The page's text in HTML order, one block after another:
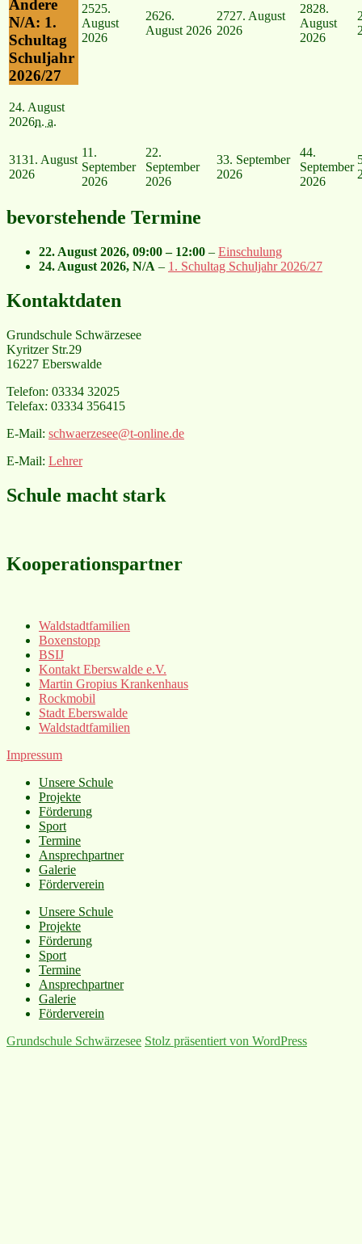
N/A: 1.
Schultag
Schuljahr
2026/27
24. August
2026n. a.
2525.
August
2026
2626.
August 2026
2727. August
2026
2828.
August
2026
3131. August
2026
11.
September
2026
22.
September
2026
33. September
2026
44.
September
2026
bevorstehende Termine
22. August 2026, 09:00 – 12:00 – Einschulung
24. August 2026, N/A – 1. Schultag Schuljahr 2026/27
Kontaktdaten
Grundschule Schwärzesee
Kyritzer Str.29
16227 Eberswalde
Telefon: 03334 32025
Telefax: 03334 356415
E-Mail: schwaerzesee@t-online.de
E-Mail: Lehrer
Schule macht stark
Kooperationspartner
Waldstadtfamilien
Boxenstopp
BSIJ
Kontakt Eberswalde e.V.
Martin Gropius Krankenhaus
Rockmobil
Stadt Eberswalde
Waldstadtfamilien
Impressum
Unsere Schule
Projekte
Förderung
Sport
Termine
Ansprechpartner
Galerie
Förderverein
Unsere Schule
Projekte
Förderung
Sport
Termine
Ansprechpartner
Galerie
Förderverein
Grundschule Schwärzesee Stolz präsentiert von WordPress